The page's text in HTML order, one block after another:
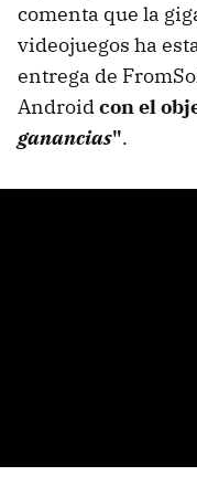
comenta que la
videojuegos ha
entrega de
Androidcon el
ganancias".